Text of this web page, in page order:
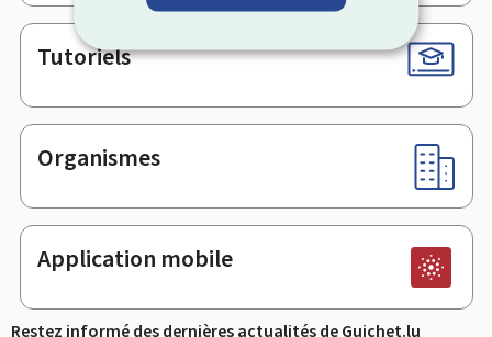
Tutoriels
Organismes
Application mobile
Restez informé des dernières actualités de Guichet.lu